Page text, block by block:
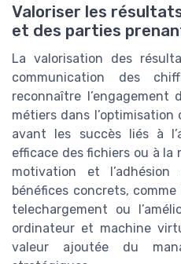
Valoriser les
et des parties
La valorisation des
communication des
reconnaître l’engagement
métiers dans
avant les succès liés à
efficace des fichiers ou à
motivation et
bénéfices concrets,
telechargement ou
ordinateur et machine
valeur ajoutée du